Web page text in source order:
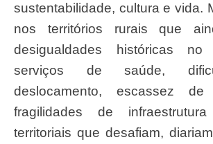
sustentabilidade, cultura e vida.
nos territórios rurais que
desigualdades históricas
serviços de saúde,
deslocamento, escassez de
fragilidades de
territoriais que desafiam,